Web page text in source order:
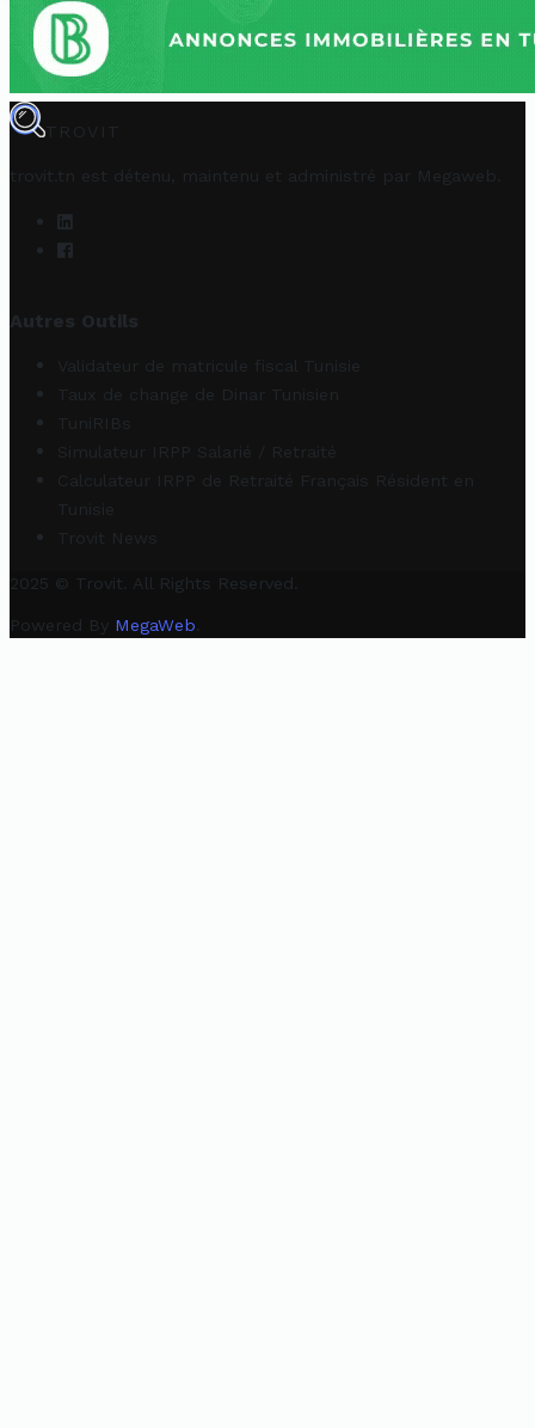
TROVIT
trovit.tn est détenu, maintenu et administré par Megaweb
Autres Outils
Validateur de matricule fiscal Tunisie
Taux de change de Dinar Tunisien
TuniRIBs
Simulateur IRPP Salarié / Retraité
Calculateur IRPP de Retraité Français Résident en
Tunisie
Trovit News
2025 © Trovit. All Rights Reserved.
Powered By MegaWeb